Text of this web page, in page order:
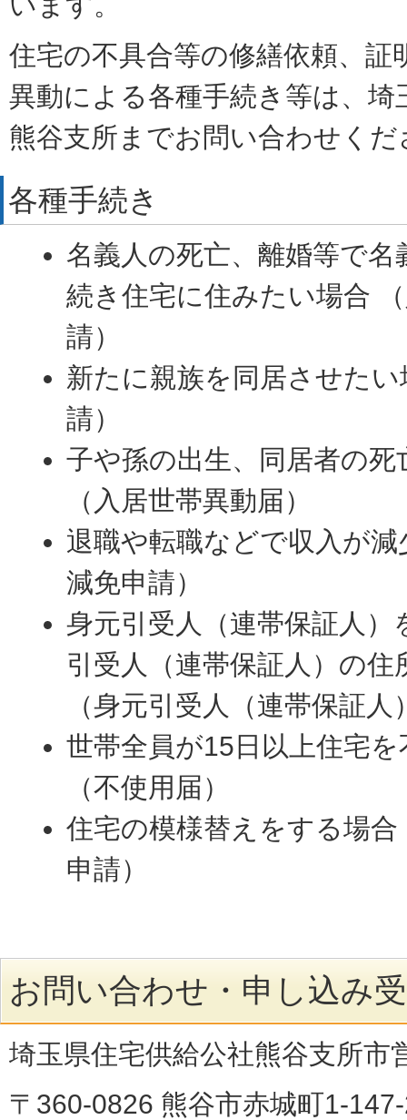
住宅の不具合等の修繕依頼、証
異動による各種手続き等は、埼
熊谷支所までお問い合わせくだ
各種手続き
名義人の死亡、離婚等で名
続き住宅に住みたい場合
請）
新たに親族を同居させた
請）
子や孫の出生、同居者の死
（入居世帯異動届）
退職や転職などで収入が
減免申請）
身元引受人（連帯保証人）
引受人（連帯保証人）の
（身元引受人（連帯保証
世帯全員が15日以上住宅
（不使用届）
住宅の模様替えをする場
申請）
お問い合わせ・申し込み
埼玉県住宅供給公社熊谷支所市
〒360-0826 熊谷市赤城町1-